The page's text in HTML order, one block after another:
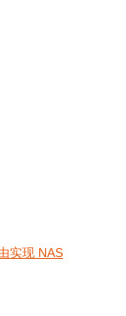
实现 NAS